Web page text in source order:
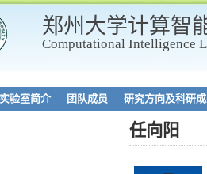
郑州大学计算智
Computational Intelligence
实验室简介 团队成员 研究方向及科研
任向阳